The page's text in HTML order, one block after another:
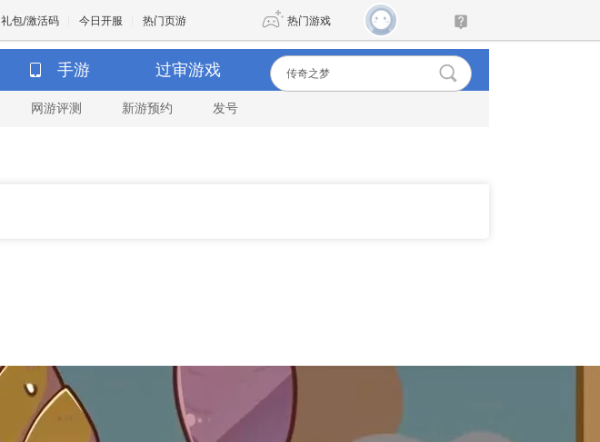
礼包/激活码 今日开服 热门页游 热门游戏
魔兽 DNF
手游 过审游戏
网游评测 新游预约 发号